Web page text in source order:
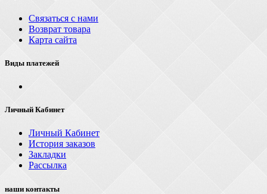
Связаться с нами
Возврат товара
Карта сайта
Виды платежей
Личный Кабинет
Личный Кабинет
История заказов
Закладки
Рассылка
наши контакты